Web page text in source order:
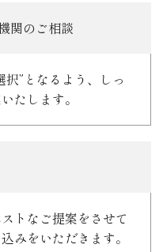
関のご相談
”となるよう、しっ
たします。
トなご提案をさせて
みをいただきます。